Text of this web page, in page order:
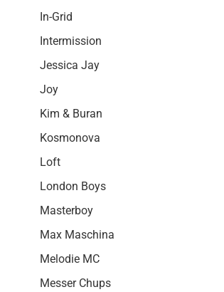
In-Grid
Intermission
Jessica Jay
Joy
Kim & Buran
Kosmonova
Loft
London Boys
Masterboy
Max Maschina
Melodie MC
Messer Chups